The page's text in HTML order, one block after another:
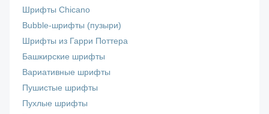
Шрифты Chicano
Bubble-шрифты (пузыри)
Шрифты из Гарри Поттера
Башкирские шрифты
Вариативные шрифты
Пушистые шрифты
Пухлые шрифты